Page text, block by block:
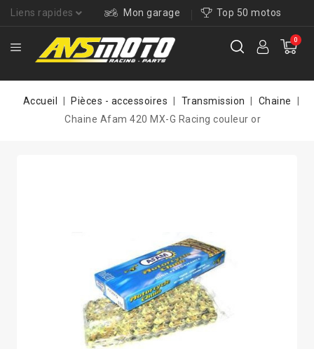
Liens rapides Mon garage Top 50 motos
0
Accueil Pièces - accessoires Transmission
Chaine
Chaine Afam 420 MX-G Racing couleur or